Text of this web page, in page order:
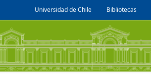
Universidad de Chile Bibliotecas